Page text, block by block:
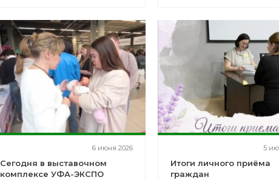
точности
6 июня 2026
Сегодня в выставочном
комплексе УФА-ЭКСПО
5
Итоги личного приёма
граждан